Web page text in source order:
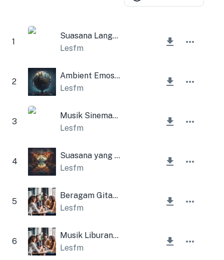
1
Suasana Langsung
Lesfm
2
Ambient Emosional Sedih
Lesfm
3
Musik Sinematik Inspiratif Santai
Lesfm
4
Suasana yang Menyegarkan
Lesfm
5
Beragam Gitar Listrik Perusahaan
Lesfm
6
Musik Liburan Perusahaan
Lesfm